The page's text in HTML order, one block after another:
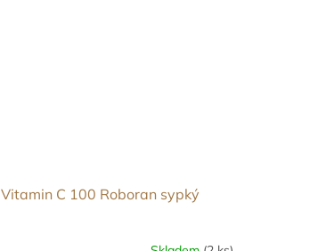
Vitamin C 100 Roboran sypký